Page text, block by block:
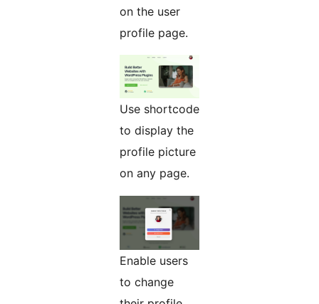
on the user
profile page.
Use shortcode
to display the
profile picture
on any page.
Enable users
to change